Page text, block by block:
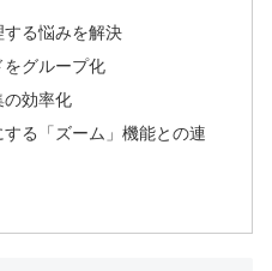
る悩みを解決
をグループ化
の効率化
る「ズーム」機能との連